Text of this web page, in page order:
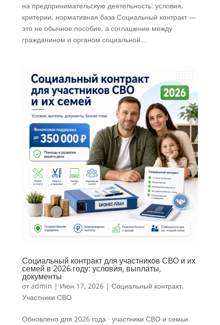
на предпринимательскую деятельность: условия,
критерии, нормативная база Социальный контракт —
это не обычное пособие, а соглашение между
гражданином и органом социальной...
Социальный контракт для участников СВО и их
семей в 2026 году: условия, выплаты,
документы
отadmin | Июн 17, 2026| Социальный контракт,
Участники СВО
Обновлено для 2026 года · участники СВО и семьи